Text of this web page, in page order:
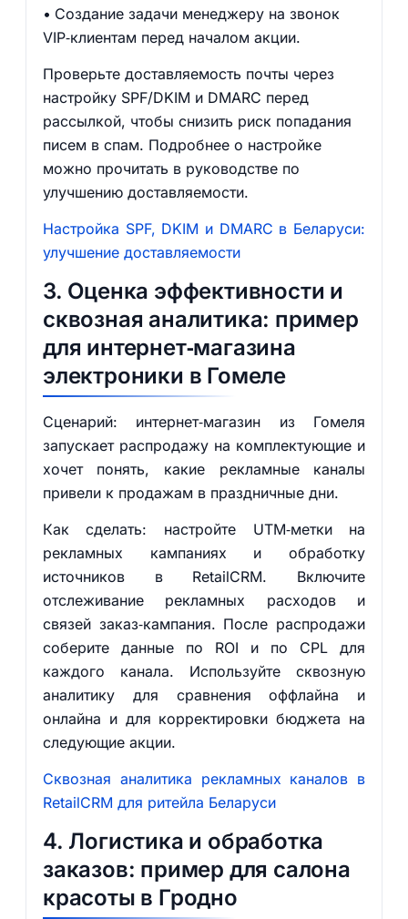
Создание задачи менеджеру на звонок
VIP‑клиентам перед началом акции.
Проверьте доставляемость почты через
настройку SPF/DKIM и DMARC перед
рассылкой, чтобы снизить риск попадания
писем в спам. Подробнее о настройке
можно прочитать в руководстве по
улучшению доставляемости.
Настройка SPF, DKIM и DMARC в Беларуси:
улучшение доставляемости
3. Оценка эффективности и
сквозная аналитика: пример
для интернет‑магазина
электроники в Гомеле
Сценарий: интернет‑магазин из Гомеля
запускает распродажу на комплектующие и
хочет понять, какие рекламные каналы
привели к продажам в праздничные дни.
Как сделать: настройте UTM‑метки на
рекламных кампаниях и обработку
источников в RetailCRM. Включите
отслеживание рекламных расходов и
связей заказ‑кампания. После распродажи
соберите данные по ROI и по CPL для
каждого канала. Используйте сквозную
аналитику для сравнения оффлайна и
онлайна и для корректировки бюджета на
следующие акции.
Сквозная аналитика рекламных каналов в
RetailCRM для ритейла Беларуси
4. Логистика и обработка
заказов: пример для салона
красоты в Гродно